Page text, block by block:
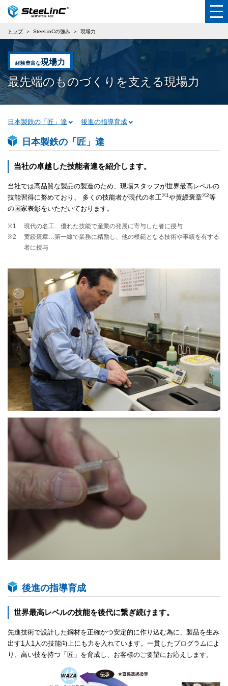
トップ SteeLinCの強み 現場力
経験豊富な現場力
最先端のものづくりを支える現場力
日本製鉄の「匠」達 後進の指導育成
日本製鉄の「匠」達
当社の卓越した技能者達を紹介します。
当社では高品質な製品の製造のため、現場スタッフが世界最高レベルの
技能習得に努めており、 多くの技能者が現代の名工※1や黄綬褒章※2等
の国家表彰をいただいております。
※1
現代の名工…優れた技能で産業の発展に寄与した者に授与
※2
黄綬褒章…第一線で業務に精励し、他の模範となる技術や事績を有する
者に授与
後進の指導育成
世界最高レベルの技能を後代に繋ぎ続けます。
先進技術で設計した鋼材を正確かつ安定的に作り込む為に、製品を生み
出す1人1人の技能向上にも力を入れています。一貫したプログラムによ
り、高い技を持つ「匠」を育成し、お客様のご要望にお応えします。